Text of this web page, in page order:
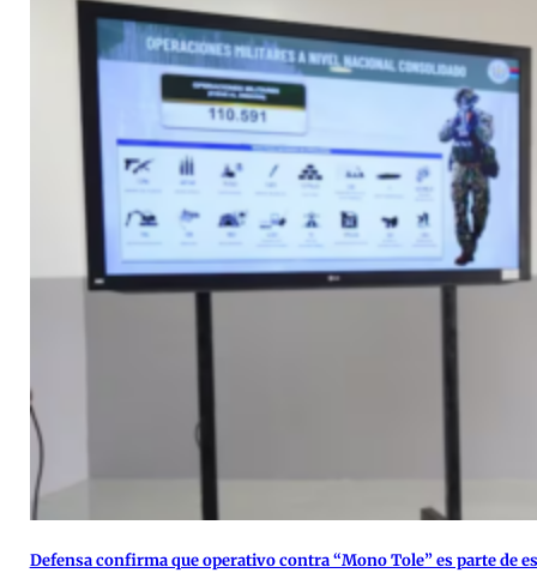
Defensa confirma que operativo contra “Mono Tole” es parte de